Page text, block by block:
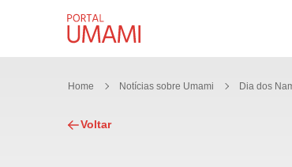
Home Notícias sobre Umami
Voltar